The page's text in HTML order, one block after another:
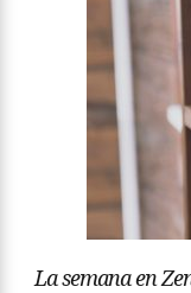
La semana en